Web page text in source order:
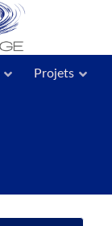
Projets